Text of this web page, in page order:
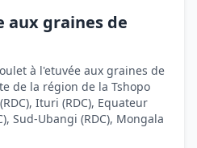
aux graines de
à l'etuvée aux graines de
de la région de la Tshopo
Ituri (RDC), Equateur
Sud-Ubangi (RDC), Mongala